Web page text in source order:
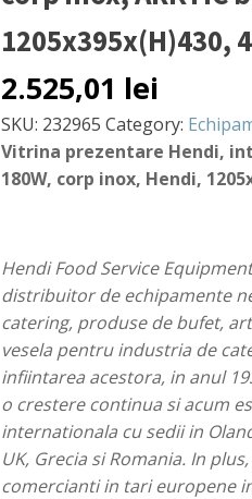
1205x395x(H)430,
2.525,01 lei
SKU: 232965 Category:
Vitrina prezentare Hendi,
180W, corp inox, Hendi,
Hendi Food Service
distribuitor de echipamente
catering, produse de bufet,
vesela pentru industria de
infiintarea acestora, in anul
o crestere continua si acum
internationala cu sedii in
UK, Grecia si Romania. In
comercianti in tari europene